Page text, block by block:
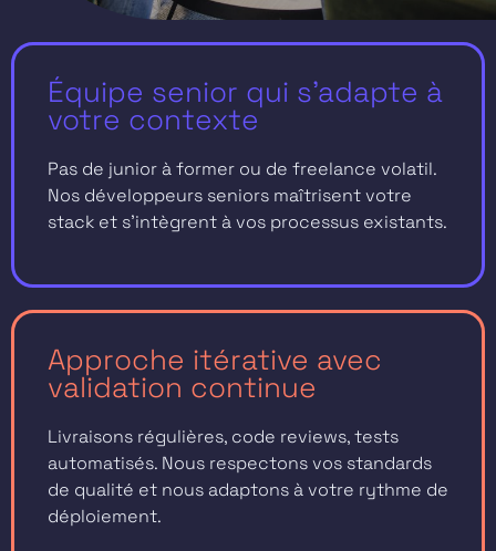
Équipe senior qui s'adapte à
votre contexte
Pas de junior à former ou de freelance volatil.
Nos développeurs seniors maîtrisent votre
stack et s’intègrent à vos processus existants.
Approche itérative avec
validation continue
Livraisons régulières, code reviews, tests
automatisés. Nous respectons vos standards
de qualité et nous adaptons à votre rythme de
déploiement.